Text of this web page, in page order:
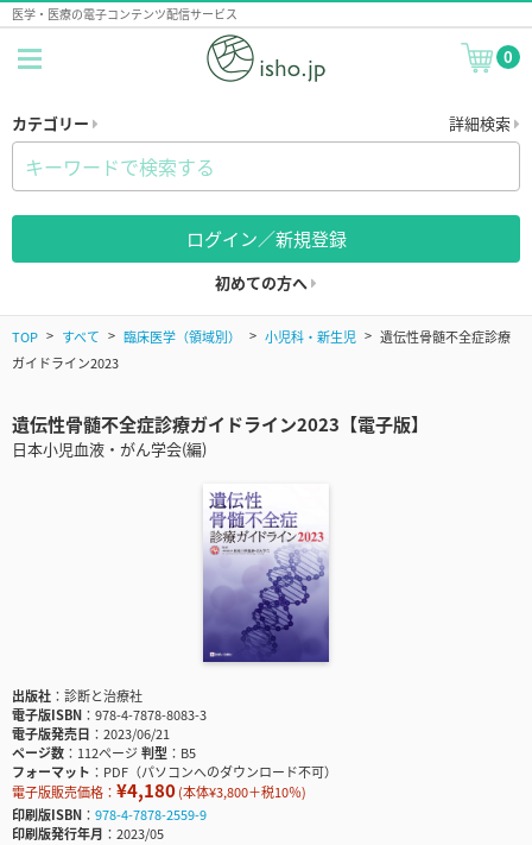
医学・医療の電子コンテンツ配信サービス
0
カテゴリー 詳細検索
ログイン／新規登録
初めての方へ
TOP すべて 臨床医学（領域別） 小児科・新生児
遺伝性骨髄不全症診療
ガイドライン2023
遺伝性骨髄不全症診療ガイドライン2023【電子版】
日本小児血液・がん学会(編)
出版社
診断と治療社
電子版ISBN
978-4-7878-8083-3
電子版発売日
2023/06/21
ページ数
112ページ判型
B5
フォーマット
PDF（パソコンへのダウンロード不可）
電子版販売価格： ¥4,180(本体¥3,800＋税10％)
印刷版ISBN
978-4-7878-2559-9
印刷版発行年月
2023/05